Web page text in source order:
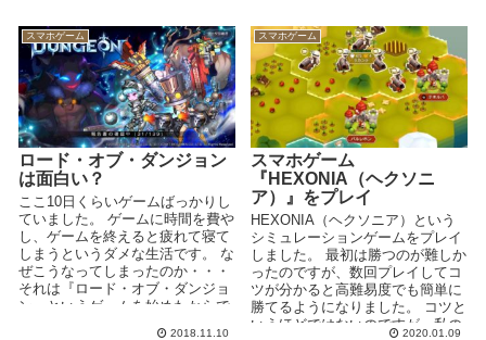
スマホゲーム
ロード・オブ・ダンジョン
は面白い？
ここ10日くらいゲームばっかりし
ていました。 ゲームに時間を費や
し、ゲームを終えると疲れて寝て
しまうというダメな生活です。 な
ぜこうなってしまったのか・・・
それは『ロード・オブ・ダンジョ
ン』というゲームを始めたからで
2018.11.10
スマホゲーム
スマホゲーム
『HEXONIA（ヘクソニ
ア）』をプレイ
HEXONIA（ヘクソニア）という
シミュレーションゲームをプレイ
しました。 最初は勝つのが難しか
ったのですが、数回プレイしてコ
ツが分かると高難易度でも簡単に
勝てるようになりました。 コツと
いうほどではないのですが、私の
2020.01.09